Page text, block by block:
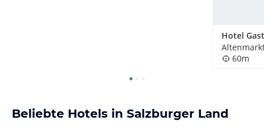
60m
Beliebte Hotels in Salzburger Land